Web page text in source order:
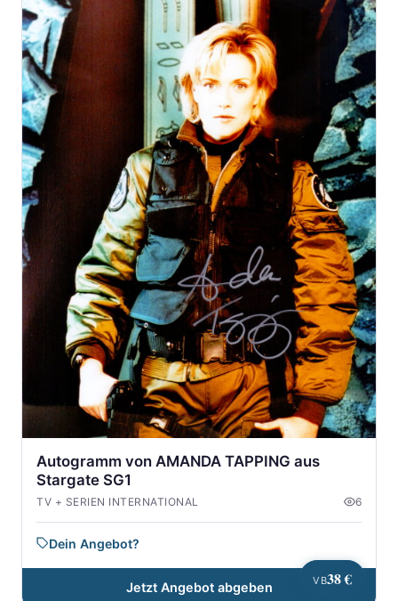
VB38 €
Autogramm von AMANDA TAPPING aus
Stargate SG1
TV + SERIEN INTERNATIONAL 6
Dein Angebot?
Jetzt Angebot abgeben